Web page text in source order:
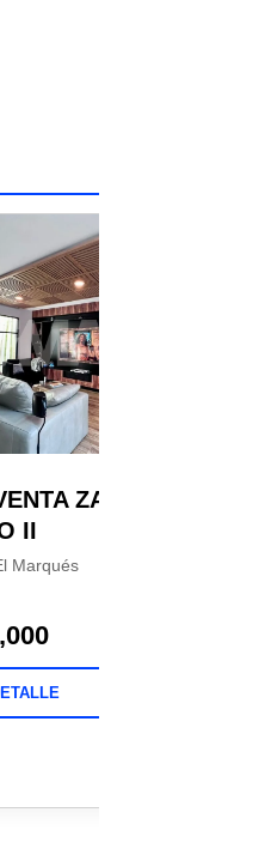
ZAKIA
II
Marqués